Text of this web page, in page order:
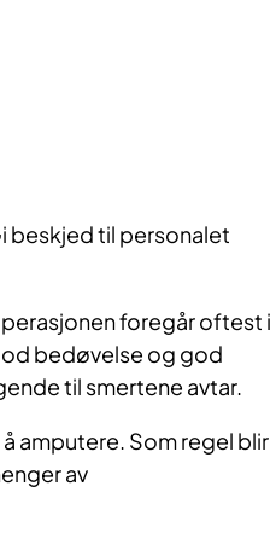
beskjed til personalet
foregår oftest i
bedøvelse og god
til smertene avtar.
amputere. Som regel blir
av